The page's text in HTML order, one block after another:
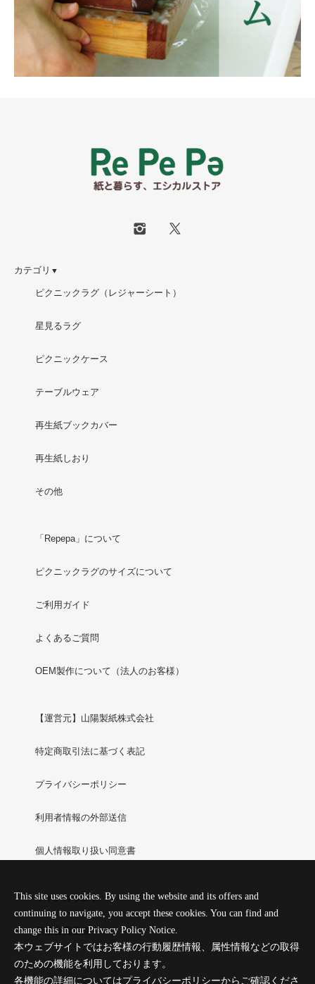
カテゴリ ▼
ピクニックラグ（レジャーシート）
星見るラグ
ピクニックケース
テーブルウェア
再生紙ブックカバー
再生紙しおり
その他
「Repepa」について
ピクニックラグのサイズについて
ご利用ガイド
よくあるご質問
OEM製作について（法人のお客様）
【運営元】山陽製紙株式会社
特定商取引法に基づく表記
プライバシーポリシー
利用者情報の外部送信
個人情報取り扱い同意書
マイアカウント
新規会員登録
ログイン
This site uses cookies. By using the website and its offers and
continuing to navigate, you accept these cookies. You can find and
change this in our Privacy Policy Notice.
本ウェブサイトではお客様の行動履歴情報、属性情報などの取得
のための機能を利用しております。
各機能の詳細についてはプライバシーポリシーからご確認くださ